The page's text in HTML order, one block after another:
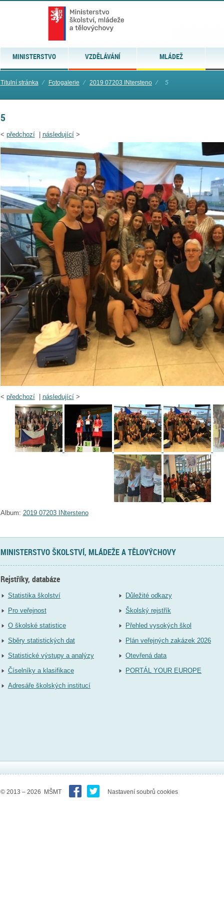
MINISTERSTVO VZDĚLÁVÁNÍ MLÁDEŽ
Titulní stránka ⁄ Fotogalerie ⁄ 2019 07203 INtersteno ⁄ 5
5
< předchozí| následující>
< předchozí| následující>
Album: 2019 07203 INtersteno
MINISTERSTVO ŠKOLSTVÍ, MLÁDEŽE A TĚLOVÝCHOVY
Rejstříky, databáze
Statistika školství
Pro veřejnost
O školské statistice
Sběry statistických dat
Statistické výstupy a analýzy
Číselníky a klasifikace
Adresáře školských institucí
Důležité odkazy
Školský rejstřík
Přehled vysokých škol
Plán veřejných zakázek 2026
Otevřená data
PORTÁL YOUR EUROPE
© 2013 – 2026 MŠMT Nastavení soubrů cookies